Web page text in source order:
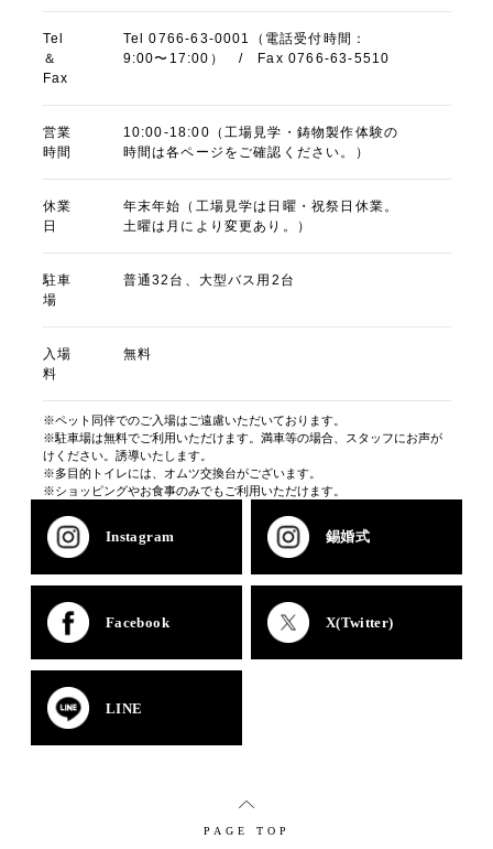
Tel
＆
Fax
Tel 0766-63-0001（電話受付時間：
9:00〜17:00） / Fax 0766-63-5510
営業
時間
10:00-18:00（工場見学・鋳物製作体験の
時間は各ページをご確認ください。）
休業
日
年末年始（工場見学は日曜・祝祭日休業。
土曜は月により変更あり。）
駐車
場
普通32台、大型バス用2台
入場
料
無料
※ペット同伴でのご入場はご遠慮いただいております。
※駐車場は無料でご利用いただけます。満車等の場合、スタッフにお声が
けください。誘導いたします。
※多目的トイレには、オムツ交換台がございます。
※ショッピングやお食事のみでもご利用いただけます。
Instagram 錫婚式
Facebook X(Twitter)
LINE
PAGE TOP